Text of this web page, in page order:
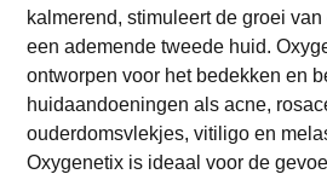
kalmerend, stimuleert de groei
een ademende tweede huid.
ontworpen voor het bedekken en
huidaandoeningen als acne,
ouderdomsvlekjes, vitiligo en
Oxygenetix is ideaal voor de